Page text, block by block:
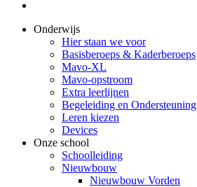
Onderwijs
Hier staan we voor
Basisberoeps & Kaderberoeps
Mavo-XL
Mavo-opstroom
Extra leerlijnen
Begeleiding en Ondersteuning
Leren kiezen
Devices
Onze school
Schoolleiding
Nieuwbouw
Nieuwbouw Vorden